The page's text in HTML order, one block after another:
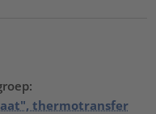
thermotransfer